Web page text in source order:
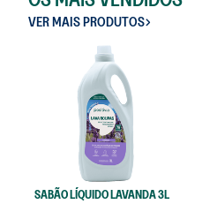
VER MAIS PRODUTOS
SABÃO LÍQUIDO LAVANDA 3L